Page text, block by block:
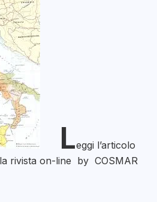
Leggi l’articolo
la rivista on-line by COSMAR